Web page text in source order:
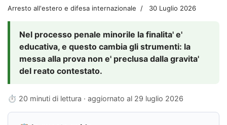
Arresto all'estero e difesa internazionale 30 Luglio 2026
Nel processo penale minorile la finalita' e'
educativa, e questo cambia gli strumenti: la
messa alla prova non e' preclusa dalla gravita'
del reato contestato.
⏱ 20 minuti di lettura · aggiornato al 29 luglio 2026